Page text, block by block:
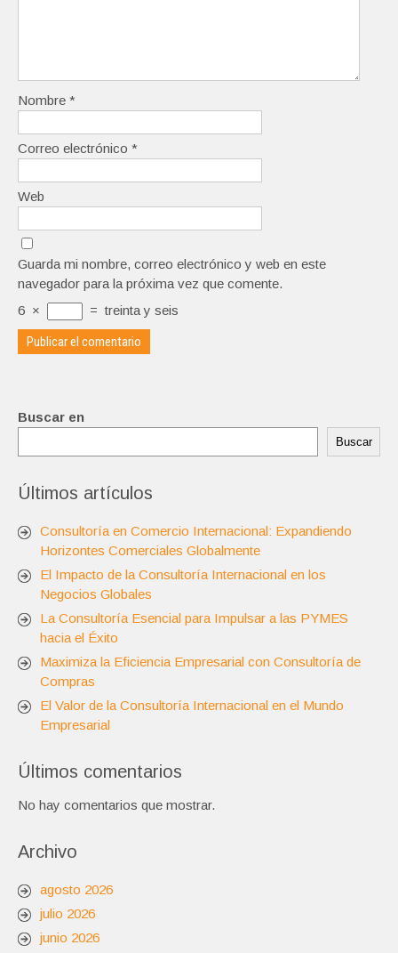
Nombre *
Correo electrónico *
Web
Guarda mi nombre, correo electrónico y web en este
navegador para la próxima vez que comente.
6 × = treinta y seis
Buscar en
Buscar
Últimos artículos
Consultoría en Comercio Internacional: Expandiendo
Horizontes Comerciales Globalmente
El Impacto de la Consultoría Internacional en los
Negocios Globales
La Consultoría Esencial para Impulsar a las PYMES
hacia el Éxito
Maximiza la Eficiencia Empresarial con Consultoría de
Compras
El Valor de la Consultoría Internacional en el Mundo
Empresarial
Últimos comentarios
No hay comentarios que mostrar.
Archivo
agosto 2026
julio 2026
junio 2026